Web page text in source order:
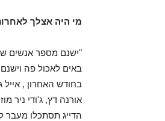
מי היה אצלך
"ישנם מספר אנשים
באים לאכול פה
בחודש האחרון , אייל
אורנה דץ, ג'ודי ניר
הדייג תסתכלו מעבר